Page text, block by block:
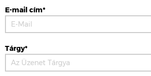
E-mail cím*
Tárgy*